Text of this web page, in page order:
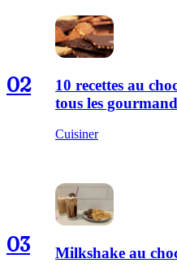
02
10 recettes au
tous les
Cuisiner
03 Milkshake au